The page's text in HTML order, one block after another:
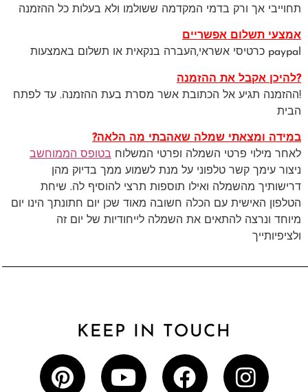
תחוייבי אך ורק בדמי המקדמה ששולמו ולא בעלות כל ההזמנה
אמצעי תשלום אפשריים
paypal כרטיסי אשראי,העברה בנקאית או תשלום באמצעות
?להיכן אקבל את ההזמנה
!ההזמנה תגיע אל הכתובת אשר מסרת בעת ההזמנה. עד לפתח
הבית
במידה ומצאתי שמלה שאהבתי מה הלאה?
לאחר מילוי פרטי השמלה ופרטי המשלוח בטופס הממוחשב
ניצור עימך קשר טלפוני על מנת לשמוע ממך בדיוק מהן
דרישותיך מהשמלה ואילו תוספות תרצי להוסיף לה. שיחת
הטלפון האישית עם הכלה חשובה מאוד שכן יום חתונתך הינו יום
מיוחד ונרצה להתאים את השמלה לייחודיות של יום זה
ולציפיותייך
KEEP IN TOUCH